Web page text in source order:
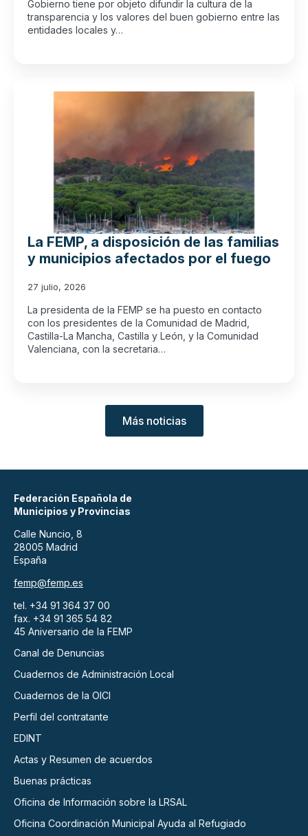
Gobierno tiene por objeto difundir la cultura de la
transparencia y los valores del buen gobierno entre las
entidades locales y…
La FEMP, a disposición de las familias
y municipios afectados por el fuego
27 julio, 2026
La presidenta de la FEMP se ha puesto en contacto
con los presidentes de la Comunidad de Madrid,
Castilla-La Mancha, Castilla y León, y la Comunidad
Valenciana, con la secretaria…
Más noticias
Federación Española de
Municipios y Provincias
Calle Nuncio, 8
28005 Madrid
España
femp@femp.es
tel. +34 91 364 37 00
fax. +34 91 365 54 82
45 Aniversario de la FEMP
Canal de Denuncias
Cuadernos de Administración Local
Cuadernos de la OICI
Perfil del contratante
EDINT
Actas y Resumen de acuerdos
Buenas prácticas
Oficina de Información sobre la LRSAL
Oficina Coordinación Municipal Ayuda al Refugiado